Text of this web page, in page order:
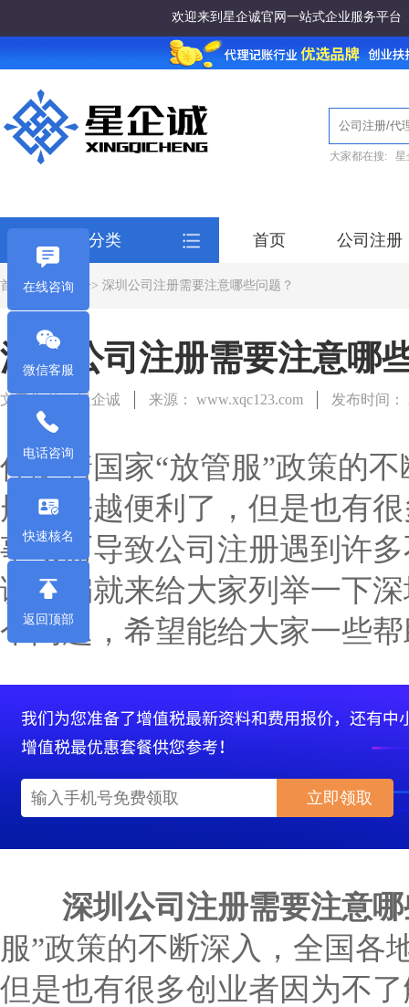
欢迎来到星企诚官网一站式企业服务平台
大家都在搜: 星
全部服务分类 首页 公司注册
在线咨询
微信客服
电话咨询
快速核名
返回顶部
首页>公司注册> 深圳公司注册需要注意哪些问题？
深圳公司注册需要注意哪
文章作者： 星企诚 来源： www.xqc123.com 发布时间：
伴随着国家“放管服”政策的
册越来越便利了，但是也有
事项而导致公司注册遇到许
诚小编就来给大家列举一下
个问题，希望能给大家一些
立即领取
深圳公司注册需要注意
服”政策的不断深入，全国各
但是也有很多创业者因为不